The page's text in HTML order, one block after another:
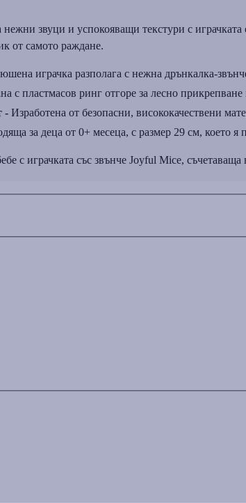
нежни звуци и успокояващи текстури с
от самото раждане.
играчка разполага с нежна дрънкалка-
с пластмасов ринг отгоре за лесно
- Изработена от безопасни, висококачествени
за деца от 0+ месеца, с размер 29 см, което
с играчката със звънче Joyful Mice,